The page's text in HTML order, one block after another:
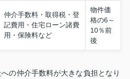
仲介手数料・取得税・登
記費用・住宅ローン諸費
用・保険料など
物件価
格の6～
10％前
後
の仲介手数料が大きな負担となり